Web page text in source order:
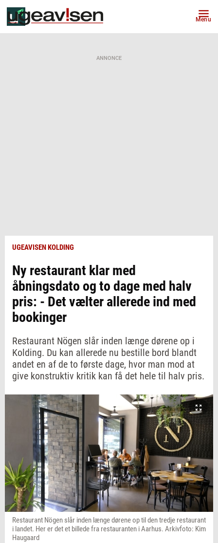
Menu
ANNONCE
UGEAVISEN KOLDING
Ny restaurant klar med
åbningsdato og to dage med halv
pris: - Det vælter allerede ind med
bookinger
Restaurant Nögen slår inden længe dørene op i
Kolding. Du kan allerede nu bestille bord blandt
andet en af de to første dage, hvor man mod at
give konstruktiv kritik kan få det hele til halv pris.
Restaurant Nögen slår inden længe dørene op til den tredje restaurant
i landet. Her er det et billede fra restauranten i Aarhus. Arkivfoto: Kim
Haugaard